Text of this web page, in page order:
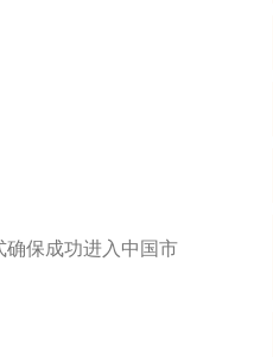
保成功进入中国市